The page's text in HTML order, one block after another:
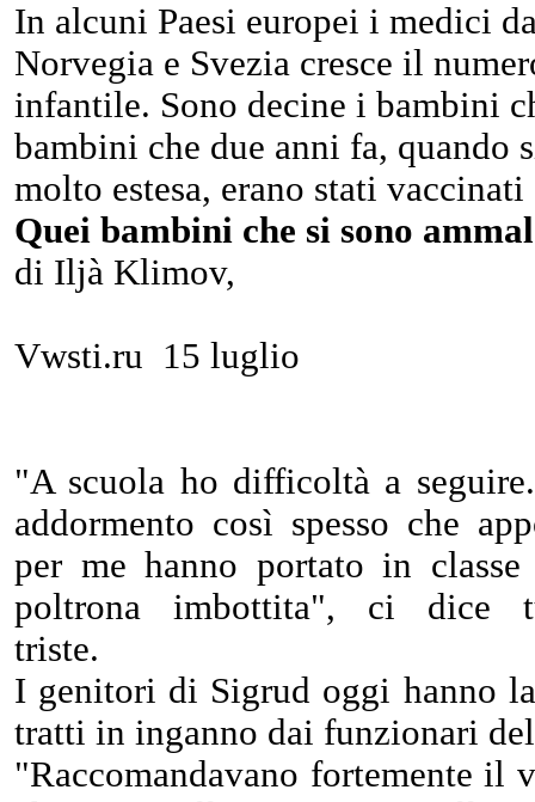
In alcuni Paesi europei i medici
Norvegia e Svezia cresce il
infantile. Sono decine i bambini
bambini che due anni fa, quando
molto estesa, erano stati
Quei bambini che si sono
di Iljà Klimov,
Vwsti.ru 15 luglio
"A scuola ho difficoltà a
addormento così spesso che
per me hanno portato in classe
poltrona imbottita", ci dice
triste.
I genitori di Sigrud oggi hanno
tratti in inganno dai funzionari
"Raccomandavano fortemente il